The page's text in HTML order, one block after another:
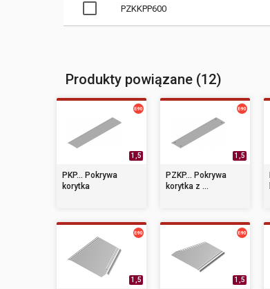
PZKKPP600
Produkty powiązane (12)
1,5
PKP... Pokrywa
korytka
1,5
PZKP... Pokrywa
korytka z ...
1,5 1,5